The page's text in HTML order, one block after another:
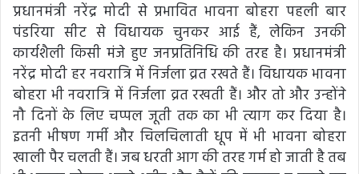
प्रधानमंत्री नरेंद्र मोदी से प्रभावित भावना बोहरा पहली बार
पंडरिया सीट से विधायक चुनकर आई हैं, लेकिन उनकी
कार्यशैली किसी मंजे हुए जनप्रतिनिधि की तरह है। प्रधानमंत्री
नरेंद्र मोदी हर नवरात्रि में निर्जला व्रत रखते हैं। विधायक भावना
बोहरा भी नवरात्रि में निर्जला व्रत रखती हैं। और तो और उन्होंने
नौ दिनों के लिए चप्पल जूती तक का भी त्याग कर दिया है।
इतनी भीषण गर्मी और चिलचिलाती धूप में भी भावना बोहरा
खाली पैर चलती हैं। जब धरती आग की तरह गर्म हो जाती है तब